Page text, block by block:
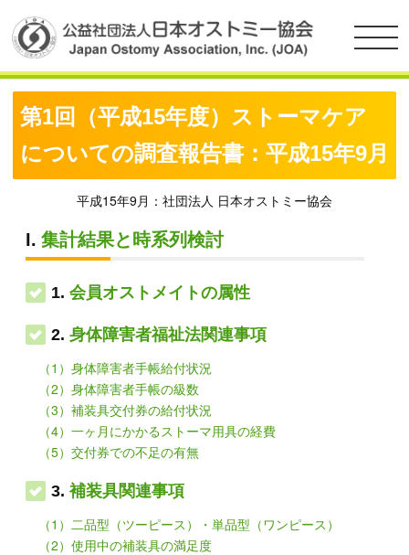
第1回（平成15年度）ストーマケア
についての調査報告書：平成15年9月
平成15年9月：社団法人 日本オストミー協会
I. 集計結果と時系列検討
1. 会員オストメイトの属性
2. 身体障害者福祉法関連事項
（1）身体障害者手帳給付状況
（2）身体障害者手帳の級数
（3）補装具交付券の給付状況
（4）一ヶ月にかかるストーマ用具の経費
（5）交付券での不足の有無
3. 補装具関連事項
（1）二品型（ツーピース）・単品型（ワンピース）
（2）使用中の補装具の満足度